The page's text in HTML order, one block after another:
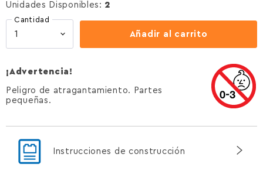
Unidades Disponibles: 2
Cantidad
Añadir al carrito
¡Advertencia!
Peligro de atragantamiento. Partes
pequeñas.
Instrucciones de construcción